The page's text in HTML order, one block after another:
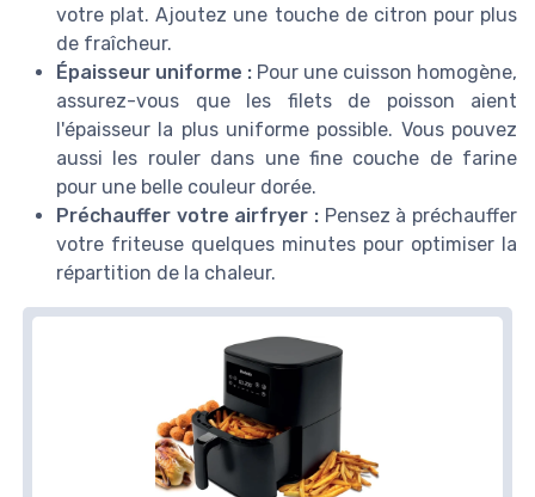
votre plat. Ajoutez une touche de citron pour plus
de fraîcheur.
Épaisseur uniforme : Pour une cuisson homogène,
assurez-vous que les filets de poisson aient
l'épaisseur la plus uniforme possible. Vous pouvez
aussi les rouler dans une fine couche de farine
pour une belle couleur dorée.
Préchauffer votre airfryer : Pensez à préchauffer
votre friteuse quelques minutes pour optimiser la
répartition de la chaleur.